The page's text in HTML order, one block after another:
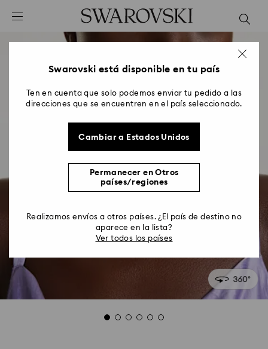
Accesskeys list
2 - FooterSwarovski está disponible en tu país
Ten en cuenta que solo podemos enviar tu pedido a las
direcciones que se encuentren en el país seleccionado.
Cambiar a Estados Unidos
Permanecer en Otros
países/regiones
Realizamos envíos a otros países. ¿El país de destino no
aparece en la lista?
Ver todos los países